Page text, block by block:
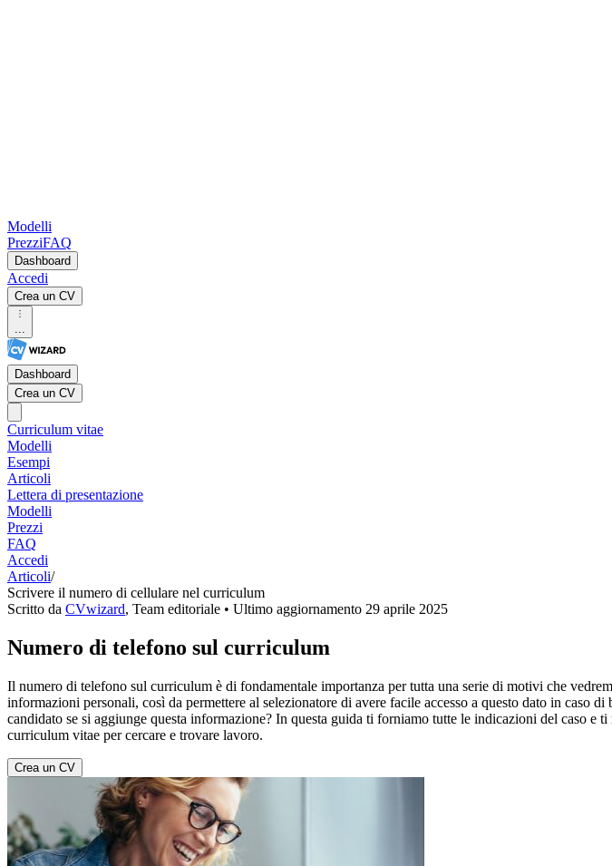
Modelli
PrezziFAQ
Dashboard
Accedi
Crea un CV
...
Dashboard
Crea un CV
Curriculum vitae
Modelli
Esempi
Articoli
Lettera di presentazione
Modelli
Prezzi
FAQ
Accedi
Articoli/
Scrivere il numero di cellulare nel curriculum
Scritto da CVwizard, Team editoriale • Ultimo aggiornamento 29 aprile 2025
Numero di telefono sul curriculum
Il numero di telefono sul curriculum è di fondamentale importanza per tutta una serie di motivi che
informazioni personali, così da permettere al selezionatore di avere facile accesso a questo dato in
candidato se si aggiunge questa informazione? In questa guida ti forniamo tutte le indicazioni del caso
curriculum vitae per cercare e trovare lavoro.
Crea un CV